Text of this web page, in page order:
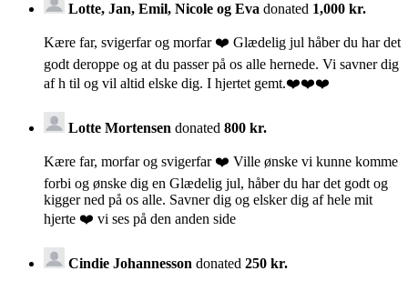
Lotte, Jan, Emil, Nicole og Eva donated 1,000 kr.
Kære far, svigerfar og morfar ❤️ Glædelig jul håber du har det
godt deroppe og at du passer på os alle hernede. Vi savner dig
af h til og vil altid elske dig. I hjertet gemt.❤️❤️❤️
Lotte Mortensen donated 800 kr.
Kære far, morfar og svigerfar ❤️ Ville ønske vi kunne komme
forbi og ønske dig en Glædelig jul, håber du har det godt og
kigger ned på os alle. Savner dig og elsker dig af hele mit
hjerte ❤️ vi ses på den anden side
Cindie Johannesson donated 250 kr.